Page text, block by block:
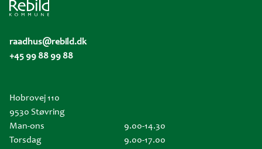
raadhus@rebild.dk
+45 99 88 99 88
Hobrovej 110
9530 Støvring
Man-ons
9.00-14.30
Torsdag
9.00-17.00